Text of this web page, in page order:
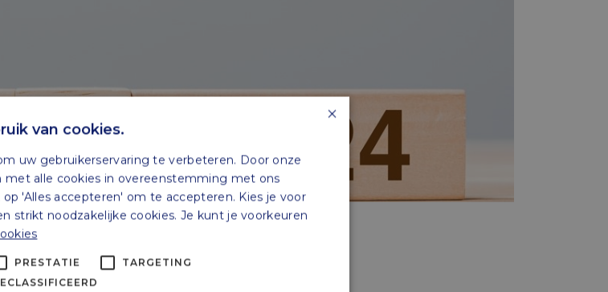
×
van cookies.
uw gebruikerservaring te verbeteren. Door onze
alle cookies in overeenstemming met ons
'Alles accepteren' om te accepteren. Kies je voor
strikt noodzakelijke cookies. Je kunt je voorkeuren
PRESTATIE
TARGETING